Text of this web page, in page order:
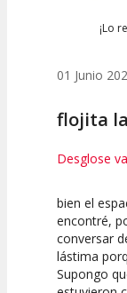
¡Lo
01 Junio
flojita
Desglose
5
Calidad del
Espectáculo
bien el
encontré,
conversar
lástima
Supongo